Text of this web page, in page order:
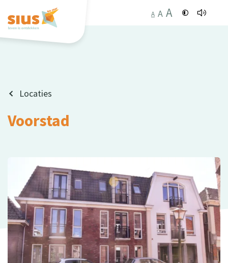
A A A
Locaties
Voorstad